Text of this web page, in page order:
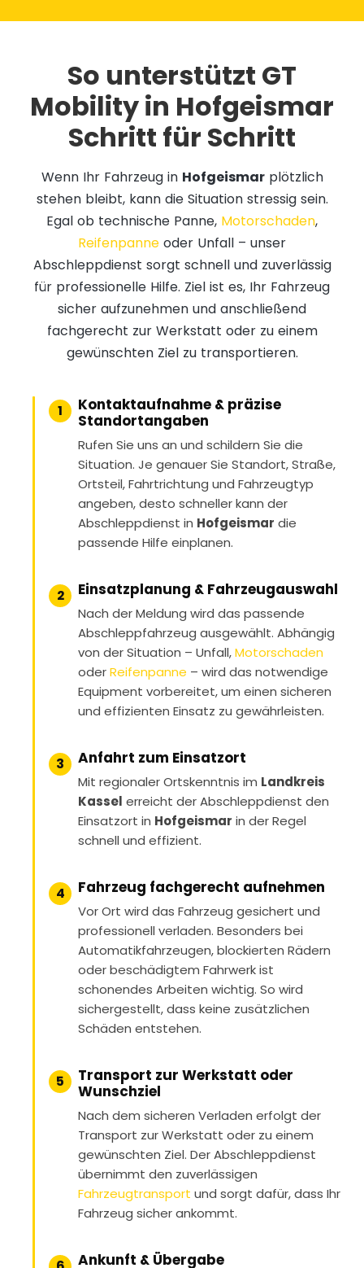
So unterstützt GT
Mobility in Hofgeismar
Schritt für Schritt
Wenn Ihr Fahrzeug in Hofgeismarplötzlich
stehen bleibt, kann die Situation stressig sein.
Egal ob technische Panne, Motorschaden,
Reifenpanne oder Unfall – unser
Abschleppdienst sorgt schnell und zuverlässig
für professionelle Hilfe. Ziel ist es, Ihr Fahrzeug
sicher aufzunehmen und anschließend
fachgerecht zur Werkstatt oder zu einem
gewünschten Ziel zu transportieren.
1
Kontaktaufnahme & präzise
Standortangaben
Rufen Sie uns an und schildern Sie die
Situation. Je genauer Sie Standort, Straße,
Ortsteil, Fahrtrichtung und Fahrzeugtyp
angeben, desto schneller kann der
Abschleppdienst in Hofgeismar die
passende Hilfe einplanen.
2 Einsatzplanung & Fahrzeugauswahl
Nach der Meldung wird das passende
Abschleppfahrzeug ausgewählt. Abhängig
von der Situation – Unfall,Motorschaden
oderReifenpanne – wird das notwendige
Equipment vorbereitet, um einen sicheren
und effizienten Einsatz zu gewährleisten.
3 Anfahrt zum Einsatzort
Mit regionaler Ortskenntnis im Landkreis
Kassel erreicht der Abschleppdienst den
Einsatzort in Hofgeismar in der Regel
schnell und effizient.
4 Fahrzeug fachgerecht aufnehmen
Vor Ort wird das Fahrzeug gesichert und
professionell verladen. Besonders bei
Automatikfahrzeugen, blockierten Rädern
oder beschädigtem Fahrwerk ist
schonendes Arbeiten wichtig. So wird
sichergestellt, dass keine zusätzlichen
Schäden entstehen.
5
Transport zur Werkstatt oder
Wunschziel
Nach dem sicheren Verladen erfolgt der
Transport zur Werkstatt oder zu einem
gewünschten Ziel. Der Abschleppdienst
übernimmt den zuverlässigen
Fahrzeugtransport und sorgt dafür, dass Ihr
Fahrzeug sicher ankommt.
Ankunft & Übergabe